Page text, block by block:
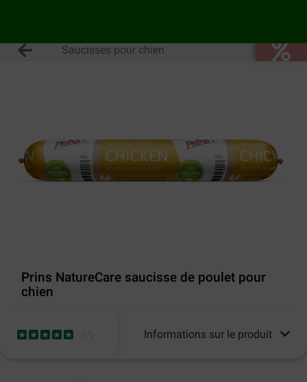
Saucisses pour chien
Prins NatureCare saucisse de poulet pour
chien
Informations sur le produit